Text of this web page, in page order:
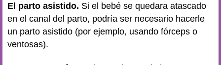
El parto asistido. Si el bebé se quedara atascado
en el canal del parto, podría ser necesario hacerle
un parto asistido (por ejemplo, usando fórceps o
ventosas).